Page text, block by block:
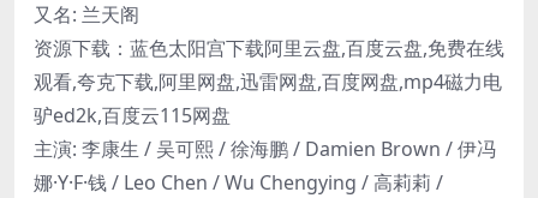
又名: 兰天阁
资源下载：蓝色太阳宫下载阿里云盘,百度云盘,免费在线
观看,夸克下载,阿里网盘,迅雷网盘,百度网盘,mp4磁力电
驴ed2k,百度云115网盘
主演: 李康生 / 吴可熙 / 徐海鹏 / Damien Brown / 伊冯
娜·Y·F·钱 / Leo Chen / Wu Chengying / 高莉莉 /